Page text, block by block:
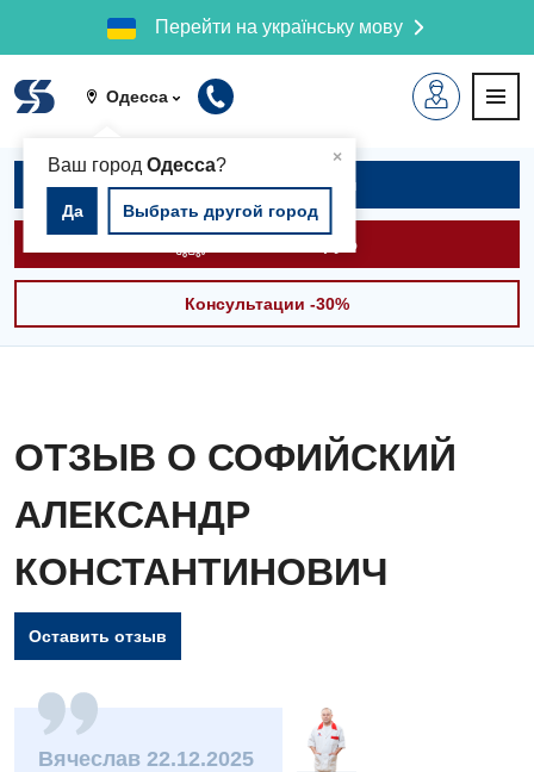
Перейти на українську мову
Одесса
×
Ваш город Одесса?
Да Выбрать другой город
Записаться на приём
Вызвать скорую
Консультации -30%
ОТЗЫВ О СОФИЙСКИЙ
АЛЕКСАНДР
КОНСТАНТИНОВИЧ
Оставить отзыв
Вячеслав 22.12.2025